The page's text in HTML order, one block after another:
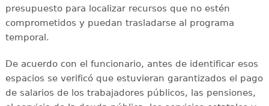
presupuesto para localizar recursos que no estén
comprometidos y puedan trasladarse al programa
temporal.
De acuerdo con el funcionario, antes de identificar esos
espacios se verificó que estuvieran garantizados el pago
de salarios de los trabajadores públicos, las pensiones,